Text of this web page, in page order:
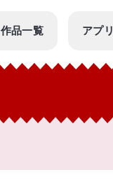
作品一覧 アプリ